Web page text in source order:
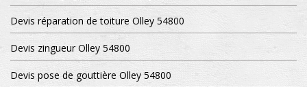
Devis réparation de toiture Olley 54800
Devis zingueur Olley 54800
Devis pose de gouttière Olley 54800